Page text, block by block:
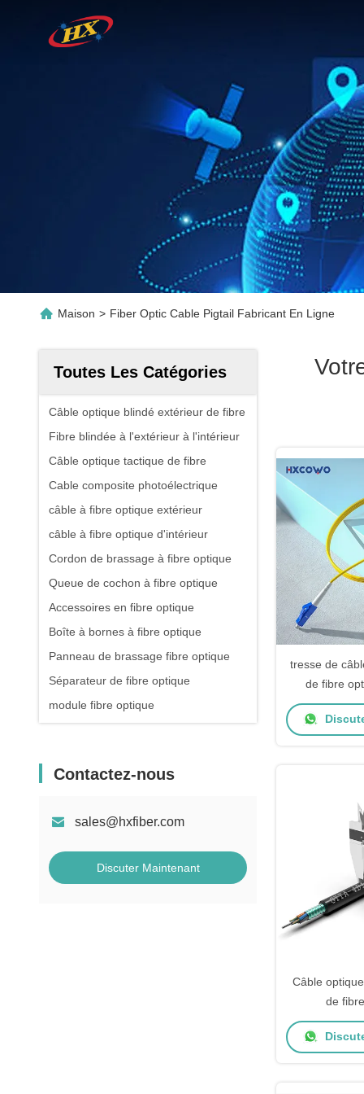
Maison > Fiber Optic Cable Pigtail Fabricant En Ligne
Toutes Les Catégories
Câble optique blindé extérieur de fibre
Fibre blindée à l'extérieur à l'intérieur
Câble optique tactique de fibre
Cable composite photoélectrique
câble à fibre optique extérieur
câble à fibre optique d'intérieur
Cordon de brassage à fibre optique
Queue de cochon à fibre optique
Accessoires en fibre optique
Boîte à bornes à fibre optique
Panneau de brassage fibre optique
Séparateur de fibre optique
module fibre optique
Contactez-nous
sales@hxfiber.com
Discuter Maintenant
tresse de
de fibre
unitaire de
Câble
de
G652D/